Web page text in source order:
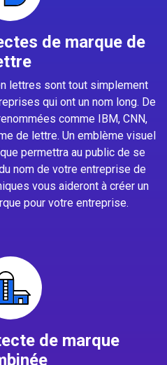
de marque de
lettres sont tout simplement
qui ont un nom long. De
comme IBM, CNN,
de lettre. Un emblème visuel
permettra au public de se
nom de votre entreprise de
vous aideront à créer un
pour votre entreprise.
de marque